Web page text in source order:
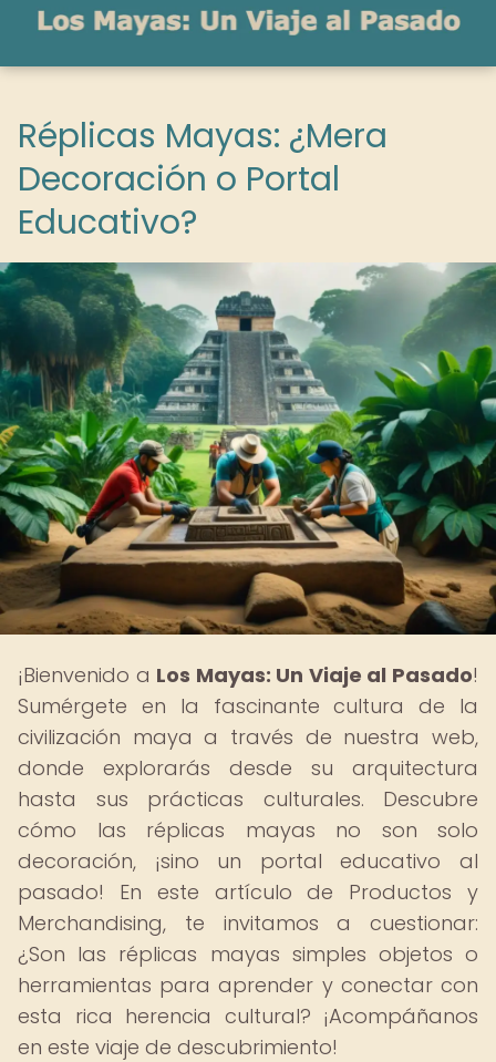
Réplicas Mayas: ¿Mera
Decoración o Portal
Educativo?
¡Bienvenido a Los Mayas: Un Viaje al Pasado!
Sumérgete en la fascinante cultura de la
civilización maya a través de nuestra web,
donde explorarás desde su arquitectura
hasta sus prácticas culturales. Descubre
cómo las réplicas mayas no son solo
decoración, ¡sino un portal educativo al
pasado! En este artículo de Productos y
Merchandising, te invitamos a cuestionar:
¿Son las réplicas mayas simples objetos o
herramientas para aprender y conectar con
esta rica herencia cultural? ¡Acompáñanos
en este viaje de descubrimiento!